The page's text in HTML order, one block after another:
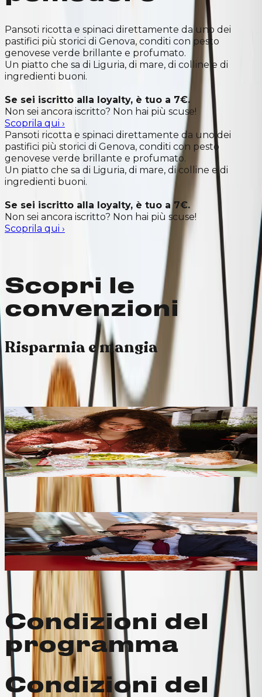
Pansoti ricotta e spinaci direttamente da uno dei
pastifici più storici di Genova, conditi con pesto
genovese verde brillante e profumato.
Un piatto che sa di Liguria, di mare, di colline e di
ingredienti buoni.
Se sei iscritto alla loyalty, è tuo a 7€.
Non sei ancora iscritto? Non hai più scuse!
Scoprila qui ›
Pansoti ricotta e spinaci direttamente da uno dei
pastifici più storici di Genova, conditi con pesto
genovese verde brillante e profumato.
Un piatto che sa di Liguria, di mare, di colline e di
ingredienti buoni.
Se sei iscritto alla loyalty, è tuo a 7€.
Non sei ancora iscritto? Non hai più scuse!
Scoprila qui ›
background=yellow • variant=grid • cards=2
Scopri le
convenzioni
Risparmia e mangia
↳ Sottosezione
CardWImage
child #1 • id=296
15% di sconto, su tutto.
Convenzione studenti
Ti basta una mail dell’università o delle superiori e da
lunedì a venerdì, pranzo e cena, per te uno sconto
che si somma ai benefici della loyalty.
Scopri di più
↳ Sottosezione
CardWImage
child #2 • id=297
10% di sconto, su tutto
Convenzione lavoratori
Parola d’ordine, ROI. Da lunedì a venerdì il risparmio è
certo, la pasta è veloce ad arrivare e il gusto è al top.
Scopri di più
BandMosaic
background=sand
Condizioni del
programma
Condizioni del